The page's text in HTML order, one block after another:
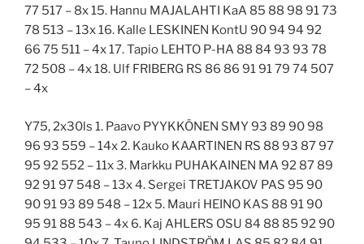
77 517 – 8x 15. Hannu MAJALAHTI KaA 85 88 98 91 73
78 513 – 13x 16. Kalle LESKINEN KontU 90 94 94 92
66 75 511 – 4x 17. Tapio LEHTO P-HA 88 84 93 93 78
72 508 – 4x 18. Ulf FRIBERG RS 86 86 91 91 79 74 507
– 4x
Y75, 2x30ls 1. Paavo PYYKKÖNEN SMY 93 89 90 98
96 93 559 – 14x 2. Kauko KAARTINEN RS 88 93 87 97
95 92 552 – 11x 3. Markku PUHAKAINEN MA 92 87 89
92 91 97 548 – 13x 4. Sergei TRETJAKOV PAS 95 90
90 91 93 89 548 – 12x 5. Mauri HEINO KAS 88 91 90
95 91 88 543 – 4x 6. Kaj AHLERS OSU 84 88 85 92 90